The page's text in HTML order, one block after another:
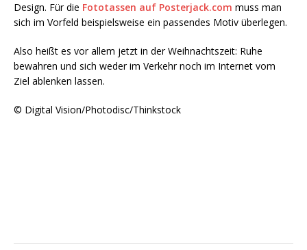
Design. Für die Fototassen auf Posterjack.com muss man
sich im Vorfeld beispielsweise ein passendes Motiv überlegen.
Also heißt es vor allem jetzt in der Weihnachtszeit: Ruhe
bewahren und sich weder im Verkehr noch im Internet vom
Ziel ablenken lassen.
© Digital Vision/Photodisc/Thinkstock